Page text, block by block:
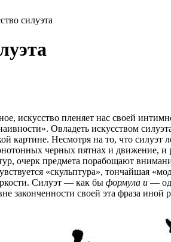
силуэта
искусство пленяет нас своей
Овладеть искусством
картине. Несмотря на то, что
черных пятнах и движение,
очерк предмета порабощают
«скульптура», тончайшая
Силуэт — как бы формула и—
законченности своей эта фраза